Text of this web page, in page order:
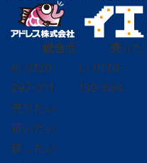
総合受
付 0120-
297-011
売りた
い 0120-
139-664
売りたい
買いたい
貸したい